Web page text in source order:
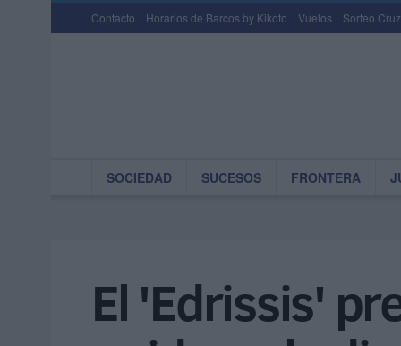
Contacto Horarios de Barcos by Kikoto Vuelos Sorteo
SOCIEDAD SUCESOS FRONTERA
El 'Edrissis'